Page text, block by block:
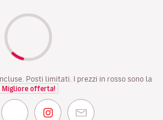
Posti limitati. I prezzi in rosso sono la
Migliore offerta!